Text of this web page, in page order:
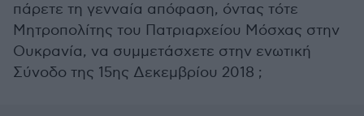
πάρετε τη γενναία απόφαση, όντας τότε
Μητροπολίτης του Πατριαρχείου Μόσχας στην
Ουκρανία, να συμμετάσχετε στην ενωτική
Σύνοδο της 15ης Δεκεμβρίου 2018 ;